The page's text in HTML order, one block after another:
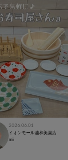
2026.06.01
イオンモール浦和美園店
mii